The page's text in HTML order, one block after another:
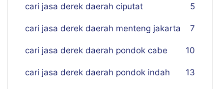
cari jasa derek daerah ciputat 5
cari jasa derek daerah menteng jakarta 7
cari jasa derek daerah pondok cabe 10
cari jasa derek daerah pondok indah 13